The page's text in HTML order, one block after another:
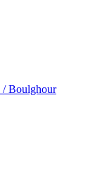
/ Boulghour